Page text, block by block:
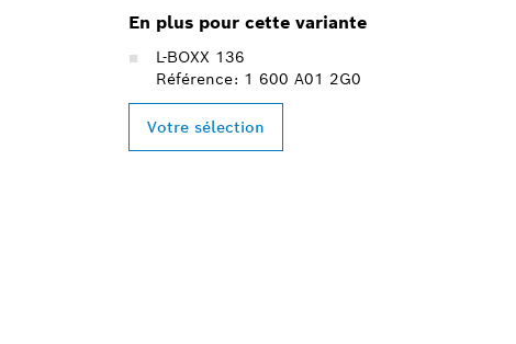
En plus pour cette variante
L-BOXX 136
Référence: 1 600 A01 2G0
Votre sélection